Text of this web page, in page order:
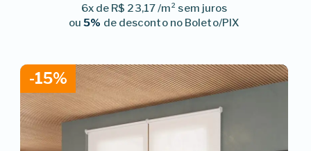
6x de R$ 23,17 /m² sem juros
ou5% de desconto no Boleto/PIX
-15%